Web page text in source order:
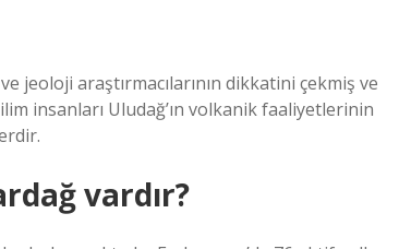
jeoloji araştırmacılarının dikkatini çekmiş ve
insanları Uludağ’ın volkanik faaliyetlerinin
vardır?